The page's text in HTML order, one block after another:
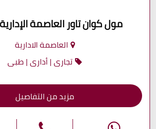
مول كوان تاور العاصمة
العاصمة الادارية
تجارى | أدارى | طبى
مزيد من التفاصيل